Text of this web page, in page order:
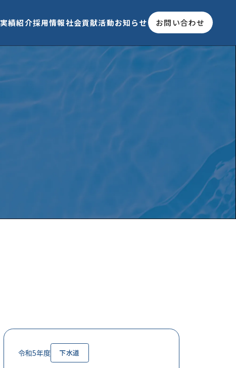
実績紹介採用情報社会貢献活動お知らせ お問い合わせ
令和5年度 下水道